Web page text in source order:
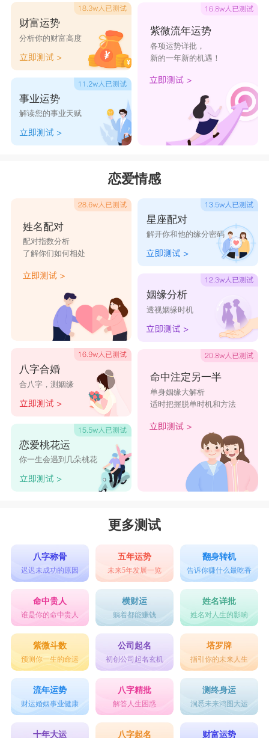
争吵后双方更能明白如何与对方相处。
天蝎女和水瓶男
天蝎女个性细腻，对微不足道的小事都非常敏
感。但她们有犀利的洞察力，会选择忠心耿耿、稳
重踏实、生活能力强的男性。一旦遭到背叛，就会
成为恶魔一般可怕的女性。天蝎女爱一个人的方式
挺极端的，也许有人会说太过了，但在她们看来，
瓶男面对爱情时，是充满好奇的。这很容易让人觉
得，水瓶男是因为对对方有意思才表现出好奇，可
是往往让人尴尬的是，水瓶男不管对谁都是一样的
好奇。水瓶男生关于一段感情的萌生一定是从朋友
关系开始的，而且就算是结了婚，他们也会一直和
对方保持朋友关系。水瓶男和天蝎女在一起后，很
多时候水瓶男会受不了天蝎女的极端，情绪高低起
伏，以及将他束缚着作为自己独有的态度，占有欲
太强使得水瓶座没有幸福感;天蝎女会觉得水瓶男
整天脑子里装着不切实际的空想，并且无法忍受水
瓶男的博爱，这些都需要协调。
星座乐原创文章，转载需注明出处
财富运势
分析你的财富高度
事业运势
解读您的事业天赋
紫微流年运势
各项运势详批，
新的一年新的机遇！
恋爱情感
姓名配对
配对指数分析
了解你们如何相处
八字合婚
合八字，测姻缘
恋爱桃花运
你一生会遇到几朵桃花
星座配对
解开你和他的缘分密码
姻缘分析
透视姻缘时机
命中注定另一半
单身姻缘大解析
适时把握脱单时机和方法
更多测试
八字称骨
迟迟未成功的原因
五年运势
未来5年发展一览
翻身转机
告诉你赚什么最吃香
命中贵人
谁是你的命中贵人
横财运
躺着都能赚钱
姓名详批
姓名对人生的影响
紫微斗数
预测你一生的命运
公司起名
初创公司起名玄机
塔罗牌
指引你的未来人生
流年运势
财运婚姻事业健康
八字精批
解答人生困惑
测终身运
洞悉未来鸿图大运
十年大运 八字起名 财富运势